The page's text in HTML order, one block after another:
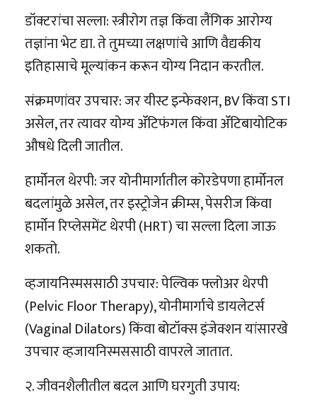
डॉक्टरांचा सल्ला: स्त्रीरोग तज्ञ किंवा लैंगिक आरोग्य
तज्ञांना भेट द्या. ते तुमच्या लक्षणांचे आणि वैद्यकीय
इतिहासाचे मूल्यांकन करून योग्य निदान करतील.
संक्रमणांवर उपचार: जर यीस्ट इन्फेक्शन, BV किंवा STI
असेल, तर त्यावर योग्य ॲंटिफंगल किंवा ॲंटिबायोटिक
औषधे दिली जातील.
हार्मोनल थेरपी: जर योनीमार्गातील कोरडेपणा हार्मोनल
बदलांमुळे असेल, तर इस्ट्रोजेन क्रीम्स, पेसरीज किंवा
हार्मोन रिप्लेसमेंट थेरपी (HRT) चा सल्ला दिला जाऊ
शकतो.
व्हजायनिस्मससाठी उपचार: पेल्विक फ्लोअर थेरपी
(Pelvic Floor Therapy), योनीमार्गाचे डायलेटर्स
(Vaginal Dilators) किंवा बोटॉक्स इंजेक्शन यांसारखे
उपचार व्हजायनिस्मससाठी वापरले जातात.
२. जीवनशैलीतील बदल आणि घरगुती उपाय: